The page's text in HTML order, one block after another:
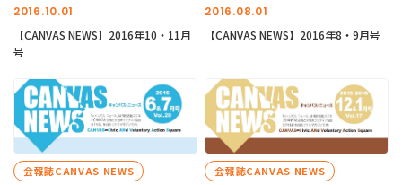
2016.10.01
【CANVAS NEWS】2016年10・11月
号
2016.08.01
【CANVAS NEWS】2016年8・9月号
会報誌CANVAS NEWS 会報誌CANVAS NEWS